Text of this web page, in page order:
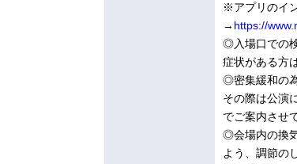
※アプリのイ
→ https://
◎入場口での
症状がある方
◎密集緩和の
その際は公演
でご案内させ
◎会場内の換
よう、調節の